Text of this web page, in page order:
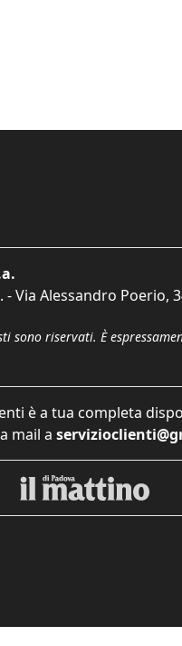
Alessandro Poerio,
sono riservati. È
è a tua completa
mail a